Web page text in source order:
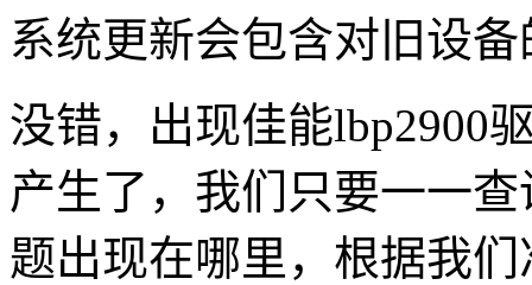
系统更新会包含对旧设
没错，出现佳能lbp2900
产生了，我们只要一一
题出现在哪里，根据我